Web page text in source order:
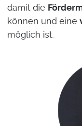
damit die
können und eine
möglich ist.